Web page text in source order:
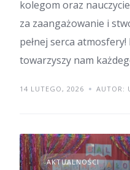
kolegom oraz
za zaangażowanie i
pełnej serca
towarzyszy nam
14 LUTEGO, 2026 AUTOR:
AKTUALNOŚCI